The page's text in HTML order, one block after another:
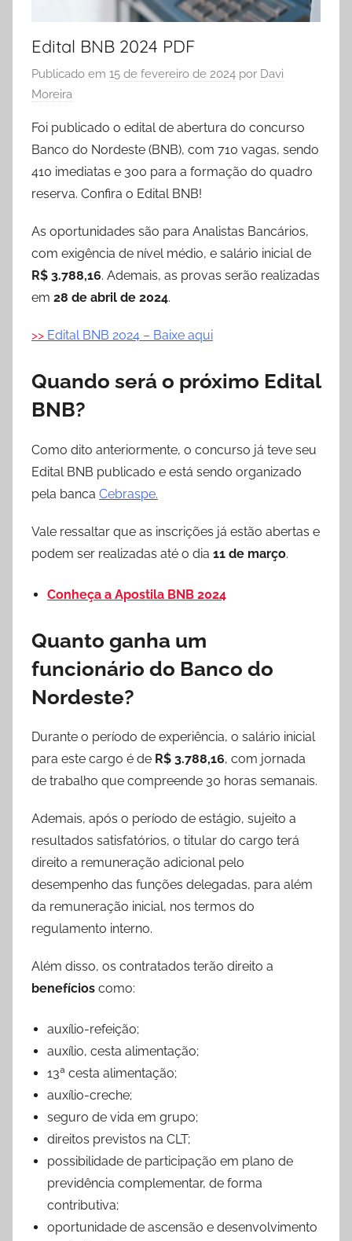
Edital BNB 2024 PDF
Publicado em 15 de fevereiro de 2024 por Davi
Moreira
Foi publicado o edital de abertura do concurso
Banco do Nordeste (BNB), com 710 vagas, sendo
410 imediatas e 300 para a formação do quadro
reserva. Confira o Edital BNB!
As oportunidades são para Analistas Bancários,
com exigência de nível médio, e salário inicial de
R$ 3.788,16. Ademais, as provas serão realizadas
em 28 de abril de 2024.
>> Edital BNB 2024 – Baixe aqui
Quando será o próximo Edital
BNB?
Como dito anteriormente, o concurso já teve seu
Edital BNB publicado e está sendo organizado
pela banca Cebraspe.
Vale ressaltar que as inscrições já estão abertas e
podem ser realizadas até o dia 11 de março.
Conheça a Apostila BNB 2024
Quanto ganha um
funcionário do Banco do
Nordeste?
Durante o período de experiência, o salário inicial
para este cargo é de R$ 3.788,16, com jornada
de trabalho que compreende 30 horas semanais.
Ademais, após o período de estágio, sujeito a
resultados satisfatórios, o titular do cargo terá
direito a remuneração adicional pelo
desempenho das funções delegadas, para além
da remuneração inicial, nos termos do
regulamento interno.
Além disso, os contratados terão direito a
benefícios como:
auxílio-refeição;
auxílio, cesta alimentação;
13ª cesta alimentação;
auxílio-creche;
seguro de vida em grupo;
direitos previstos na CLT;
possibilidade de participação em plano de
previdência complementar, de forma
contributiva;
oportunidade de ascensão e desenvolvimento